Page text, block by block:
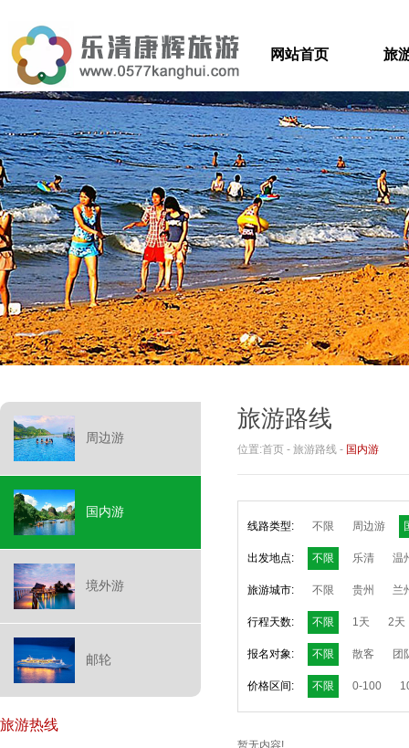
网站首页 旅
周边游
国内游
境外游
邮轮
旅游热线
旅游路线
位置:首页 - 旅游路线 - 国内游
线路类型: 不限 周边游
出发地点: 不限 乐清 温
旅游城市: 不限 贵州 兰
行程天数: 不限 1天 2天
报名对象: 不限 散客 团
价格区间: 不限 0-100
暂无内容!